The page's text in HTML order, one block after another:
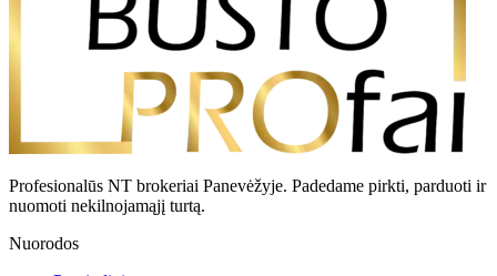
Profesionalūs NT brokeriai Panevėžyje. Padedame pirkti, parduoti ir
nuomoti nekilnojamąjį turtą.
Nuorodos